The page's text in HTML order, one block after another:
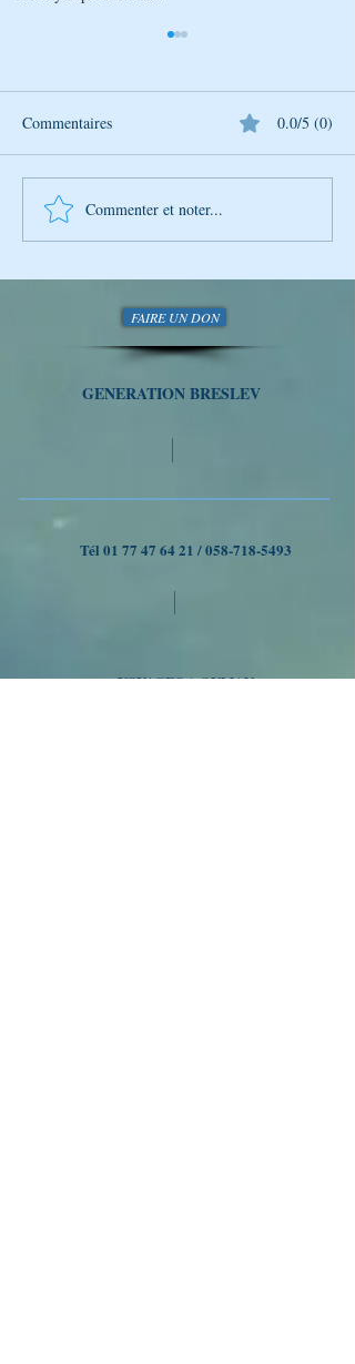
Découverte Hebdomadaire
de la Sagesse de Rabbi
Commentaires 0.0/5 (0)
Commenter et noter...
FAIRE UN DON
GENERATION BRESLEV
Tél 01 77 47 64 21 /058-718-5493
VOYAGES A OUMAN